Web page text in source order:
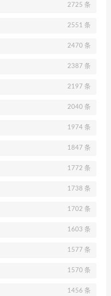
2725 条
2551 条
2470 条
2387 条
2197 条
2040 条
1974 条
1847 条
1772 条
1738 条
1702 条
1603 条
1577 条
1570 条
1456 条